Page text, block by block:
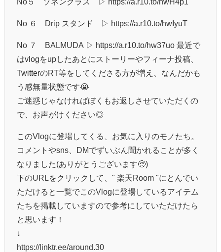
No ６ Drip スタンド ▷ https://a.r10.to/hwIyuT
No ７ BALMUDA ▷ https://a.r10.to/hw37uo 最近で
はvlogをupしたあとにストーリーやフィーナ投稿、
TwitterのRT等をしてくださる方が増え、なんだかも
う感無量状態です😭
ご迷惑じゃなければぼくもお返しさせていただくの
で、お声がけください◎
このVlogに登場してくる、お気に入りのモノたち。
コメントやsns、DMでずいぶん聞かれることが多く
なりました(ありがとうございます🥺)
下のURLをクリックして、" 楽天Room "にとんでい
ただけると一覧でこのVlogに登場しているアイテム
たちを掲載していますので参考にしていただけたら
と思います！
↓
https://linktr.ee/around.30